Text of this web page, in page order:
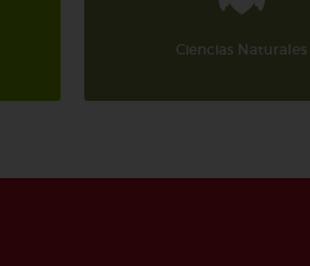
Ciencias Naturales